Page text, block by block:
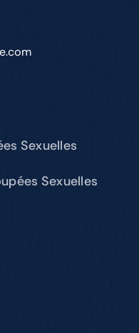
Sexuelles
Sexuelles